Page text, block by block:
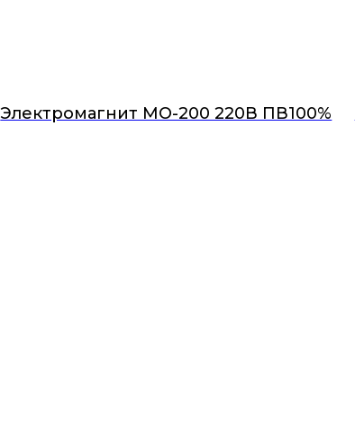
Электромагнит МО-200 220В ПВ100%